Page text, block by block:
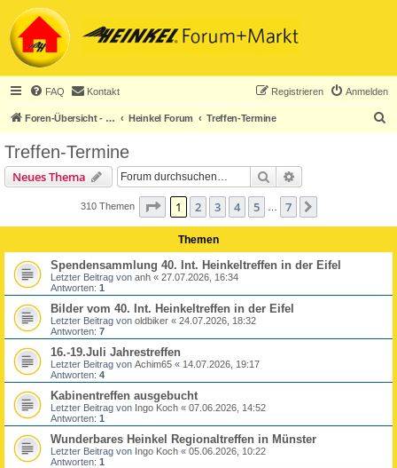
FAQ Kontakt Anmelden
Registrieren
Foren-Übersicht - ACHTUNG! Neuregistrierung nur noch für Heinkel-Club-Mitglieder! Heinkel Forum Treffen-Termine
Treffen-Termine
Neues Thema Suche
310 Themen Seite 1von
1 2 3 4 5 7
Themen
Spendensammlung 40. Int. Heinkeltreffen in der Eifel
Letzter Beitrag von anh « 27.07.2026, 16:34
Antworten: 1
Bilder vom 40. Int. Heinkeltreffen in der Eifel
Letzter Beitrag von oldbiker « 24.07.2026, 18:32
Antworten: 7
16.-19.Juli Jahrestreffen
Letzter Beitrag von Achim65 « 14.07.2026, 19:17
Antworten: 4
Kabinentreffen ausgebucht
Letzter Beitrag von Ingo Koch « 07.06.2026, 14:52
Antworten: 1
Wunderbares Heinkel Regionaltreffen in Münster
Letzter Beitrag von Ingo Koch « 05.06.2026, 10:22
Antworten: 1